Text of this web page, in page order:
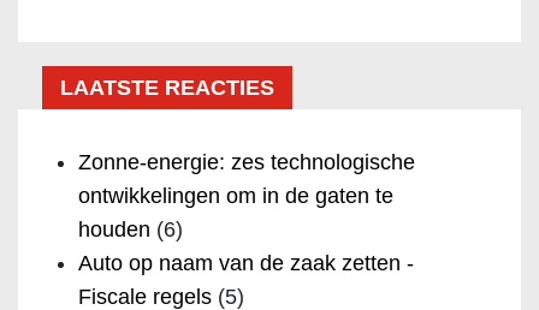
LAATSTE REACTIES
Zonne-energie: zes technologische
ontwikkelingen om in de gaten te
houden (6)
Auto op naam van de zaak zetten -
Fiscale regels (5)